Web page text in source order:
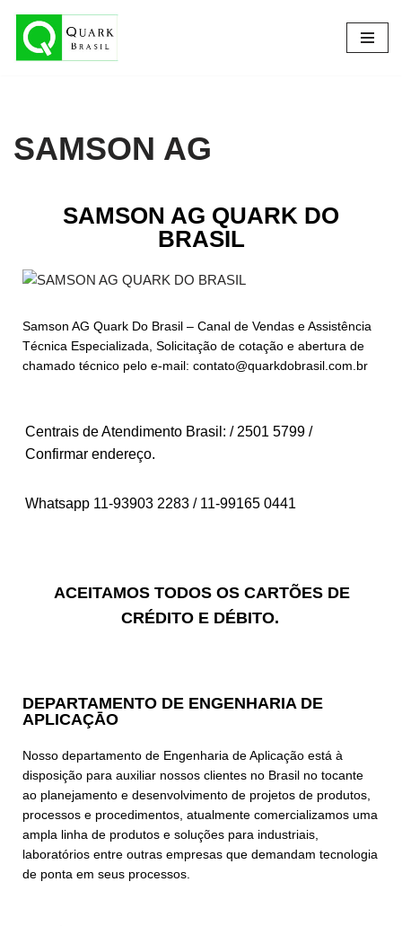
Pular
SAMSON AG
SAMSON AG QUARK DO
BRASIL
Samson AG Quark Do Brasil – Canal de Vendas e Assistência
Técnica Especializada, Solicitação de cotação e abertura de
chamado técnico pelo e-mail: contato@quarkdobrasil.com.br
Centrais de Atendimento Brasil: / 2501 5799 /
Confirmar endereço.
Whatsapp 11-93903 2283 / 11-99165 0441
ACEITAMOS TODOS OS CARTÕES DE
CRÉDITO E DÉBITO.
DEPARTAMENTO DE ENGENHARIA DE
APLICAÇĀO
Nosso departamento de Engenharia de Aplicação está à
disposição para auxiliar nossos clientes no Brasil no tocante
ao planejamento e desenvolvimento de projetos de produtos,
processos e procedimentos, atualmente comercializamos uma
ampla linha de produtos e soluções para industriais,
laboratórios entre outras empresas que demandam tecnologia
de ponta em seus processos.